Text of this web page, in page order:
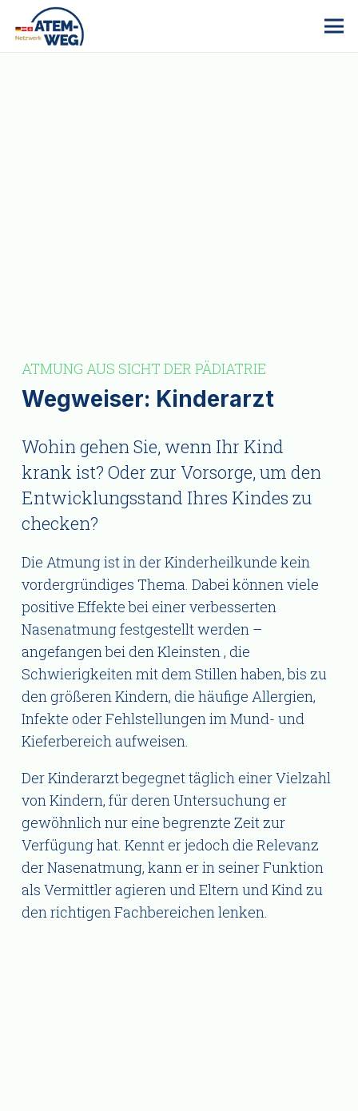
ATMUNG AUS SICHT DER PÄDIATRIE
Wegweiser: Kinderarzt
Wohin gehen Sie, wenn Ihr Kind
krank ist? Oder zur Vorsorge, um den
Entwicklungsstand Ihres Kindes zu
checken?
Die Atmung ist in der Kinderheilkunde kein
vordergründiges Thema. Dabei können viele
positive Effekte bei einer verbesserten
Nasenatmung festgestellt werden –
angefangen bei den Kleinsten , die
Schwierigkeiten mit dem Stillen haben, bis zu
den größeren Kindern, die häufige Allergien,
Infekte oder Fehlstellungen im Mund- und
Kieferbereich aufweisen.
Der Kinderarzt begegnet täglich einer Vielzahl
von Kindern, für deren Untersuchung er
gewöhnlich nur eine begrenzte Zeit zur
Verfügung hat. Kennt er jedoch die Relevanz
der Nasenatmung, kann er in seiner Funktion
als Vermittler agieren und Eltern und Kind zu
den richtigen Fachbereichen lenken.